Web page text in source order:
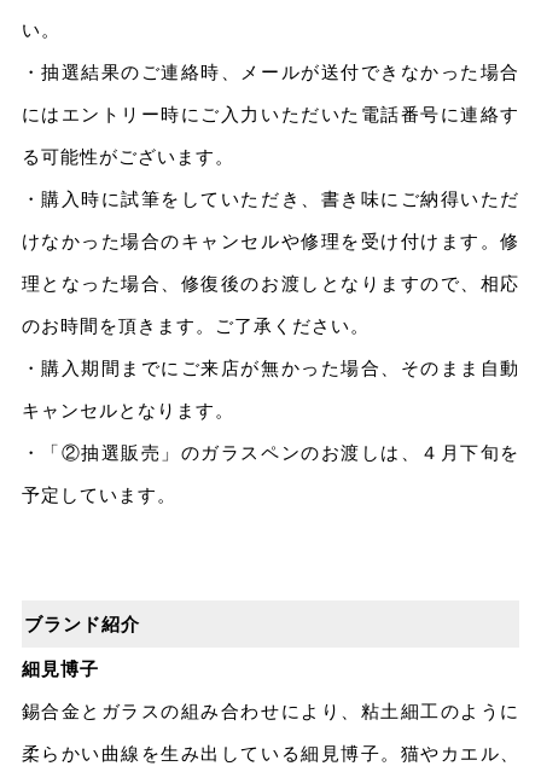
い。
・抽選結果のご連絡時、メールが送付できなかった場合
にはエントリー時にご入力いただいた電話番号に連絡す
る可能性がございます。
・購入時に試筆をしていただき、書き味にご納得いただ
けなかった場合のキャンセルや修理を受け付けます。修
理となった場合、修復後のお渡しとなりますので、相応
のお時間を頂きます。ご了承ください。
・購入期間までにご来店が無かった場合、そのまま自動
キャンセルとなります。
・「②抽選販売」のガラスペンのお渡しは、４月下旬を
予定しています。
ブランド紹介
細⾒博⼦
錫合⾦とガラスの組み合わせにより、粘⼟細⼯のように
柔らかい曲線を⽣み出している細⾒博⼦。猫やカエル、